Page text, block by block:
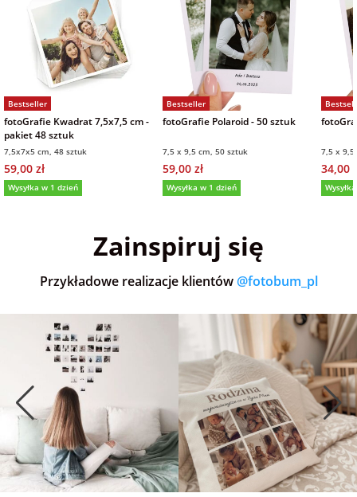
Bestseller
fotoGrafie Kwadrat 7,5x7,5 cm -
pakiet 48 sztuk
7,5x7x5 cm, 48 sztuk
59,00 zł
Wysyłka w 1 dzień
Bestseller
fotoGrafie Polaroid - 50 sztuk
7,5 x 9,5 cm, 50 sztuk
59,00 zł
Wysyłka w 1 dzień
7,5 x
34,00
Zainspiruj się
Przykładowe realizacje klientów @fotobum_pl